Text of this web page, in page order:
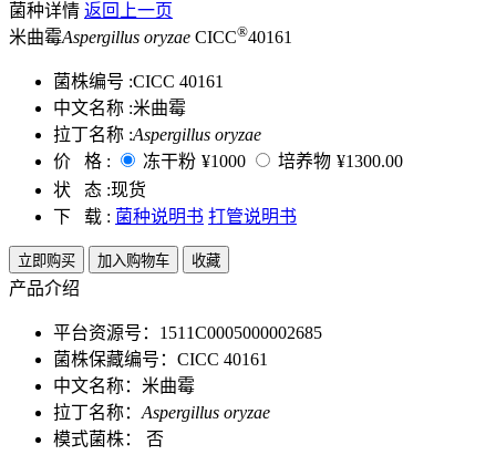
菌种详情 返回上一页
米曲霉Aspergillus oryzae CICC®40161
菌株编号 :CICC 40161
中文名称 :米曲霉
拉丁名称 :Aspergillus oryzae
价 格 :
冻干粉 ¥1000 培养物 ¥1300.00
状 态 :现货
下 载 : 菌种说明书 打管说明书
立即购买 加入购物车 收藏
产品介绍
平台资源号：1511C0005000002685
菌株保藏编号：CICC 40161
中文名称：米曲霉
拉丁名称： Aspergillus oryzae
模式菌株： 否